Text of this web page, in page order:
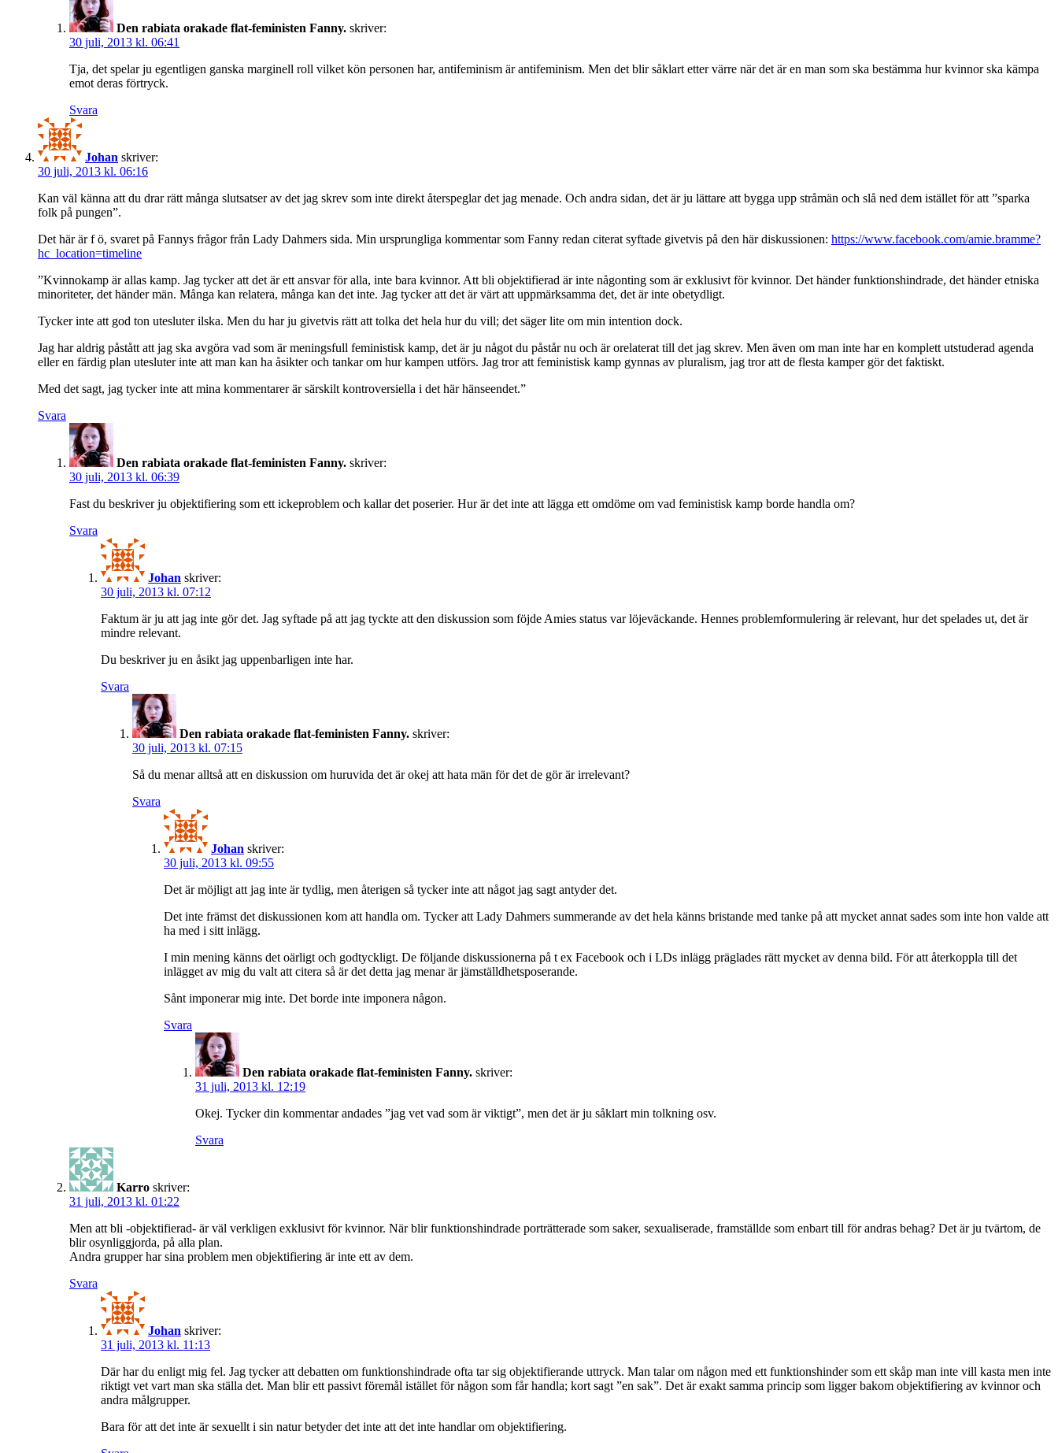
Den rabiata orakade flat-feministen Fanny. skriver:
30 juli, 2013 kl. 06:41
Tja, det spelar ju egentligen ganska marginell roll vilket kön personen har, antifeminism är antifeminism. Men det blir såklart etter värre när det är en man som ska bestämma hur kvinnor ska kämpa
emot deras förtryck.
Svara
Johan skriver:
30 juli, 2013 kl. 06:16
Kan väl känna att du drar rätt många slutsatser av det jag skrev som inte direkt återspeglar det jag menade. Och andra sidan, det är ju lättare att bygga upp stråmän och slå ned dem istället för att ”sparka
folk på pungen”.
Det här är f ö, svaret på Fannys frågor från Lady Dahmers sida. Min ursprungliga kommentar som Fanny redan citerat syftade givetvis på den här diskussionen: https://www.facebook.com/amie.bramme?
hc_location=timeline
”Kvinnokamp är allas kamp. Jag tycker att det är ett ansvar för alla, inte bara kvinnor. Att bli objektifierad är inte någonting som är exklusivt för kvinnor. Det händer funktionshindrade, det händer etniska
minoriteter, det händer män. Många kan relatera, många kan det inte. Jag tycker att det är värt att uppmärksamma det, det är inte obetydligt.
Tycker inte att god ton utesluter ilska. Men du har ju givetvis rätt att tolka det hela hur du vill; det säger lite om min intention dock.
Jag har aldrig påstått att jag ska avgöra vad som är meningsfull feministisk kamp, det är ju något du påstår nu och är orelaterat till det jag skrev. Men även om man inte har en komplett utstuderad agenda
eller en färdig plan utesluter inte att man kan ha åsikter och tankar om hur kampen utförs. Jag tror att feministisk kamp gynnas av pluralism, jag tror att de flesta kamper gör det faktiskt.
Med det sagt, jag tycker inte att mina kommentarer är särskilt kontroversiella i det här hänseendet.”
Svara
Den rabiata orakade flat-feministen Fanny. skriver:
30 juli, 2013 kl. 06:39
Fast du beskriver ju objektifiering som ett ickeproblem och kallar det poserier. Hur är det inte att lägga ett omdöme om vad feministisk kamp borde handla om?
Svara
Johan skriver:
30 juli, 2013 kl. 07:12
Faktum är ju att jag inte gör det. Jag syftade på att jag tyckte att den diskussion som föjde Amies status var löjeväckande. Hennes problemformulering är relevant, hur det spelades ut, det är
mindre relevant.
Du beskriver ju en åsikt jag uppenbarligen inte har.
Svara
Den rabiata orakade flat-feministen Fanny. skriver:
30 juli, 2013 kl. 07:15
Så du menar alltså att en diskussion om huruvida det är okej att hata män för det de gör är irrelevant?
Svara
Johan skriver:
30 juli, 2013 kl. 09:55
Det är möjligt att jag inte är tydlig, men återigen så tycker inte att något jag sagt antyder det.
Det inte främst det diskussionen kom att handla om. Tycker att Lady Dahmers summerande av det hela känns bristande med tanke på att mycket annat sades som inte hon valde att
ha med i sitt inlägg.
I min mening känns det oärligt och godtyckligt. De följande diskussionerna på t ex Facebook och i LDs inlägg präglades rätt mycket av denna bild. För att återkoppla till det
inlägget av mig du valt att citera så är det detta jag menar är jämställdhetsposerande.
Sånt imponerar mig inte. Det borde inte imponera någon.
Svara
Den rabiata orakade flat-feministen Fanny. skriver:
31 juli, 2013 kl. 12:19
Okej. Tycker din kommentar andades ”jag vet vad som är viktigt”, men det är ju såklart min tolkning osv.
Svara
Karro skriver:
31 juli, 2013 kl. 01:22
Men att bli -objektifierad- är väl verkligen exklusivt för kvinnor. När blir funktionshindrade porträtterade som saker, sexualiserade, framställde som enbart till för andras behag? Det är ju tvärtom, de
blir osynliggjorda, på alla plan.
Andra grupper har sina problem men objektifiering är inte ett av dem.
Svara
Johan skriver:
31 juli, 2013 kl. 11:13
Där har du enligt mig fel. Jag tycker att debatten om funktionshindrade ofta tar sig objektifierande uttryck. Man talar om någon med ett funktionshinder som ett skåp man inte vill kasta men inte
riktigt vet vart man ska ställa det. Man blir ett passivt föremål istället för någon som får handla; kort sagt ”en sak”. Det är exakt samma princip som ligger bakom objektifiering av kvinnor och
andra målgrupper.
Bara för att det inte är sexuellt i sin natur betyder det inte att det inte handlar om objektifiering.